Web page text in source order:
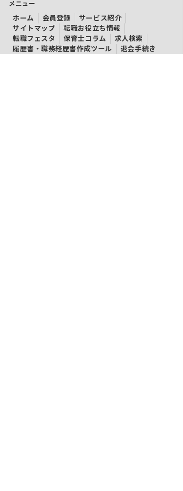
メニュー
ホーム 会員登録
サービス紹介
サイトマップ
転職お役立ち情報
転職フェスタ
保育士コラム
求人検索
履歴書・職務経歴書作成ツール
退会手続き